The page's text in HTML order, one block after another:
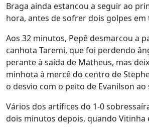
Braga ainda estancou a seguir ao
hora, antes de sofrer dois golpes em
Aos 32 minutos, Pepê desmarcou a
canhota Taremi, que foi perdendo
perante à saída de Matheus, mas
minhota à mercê do centro de
o desvio com o peito de Evanilson
Vários dos artífices do 1-0
dois minutos depois, quando Vitinha